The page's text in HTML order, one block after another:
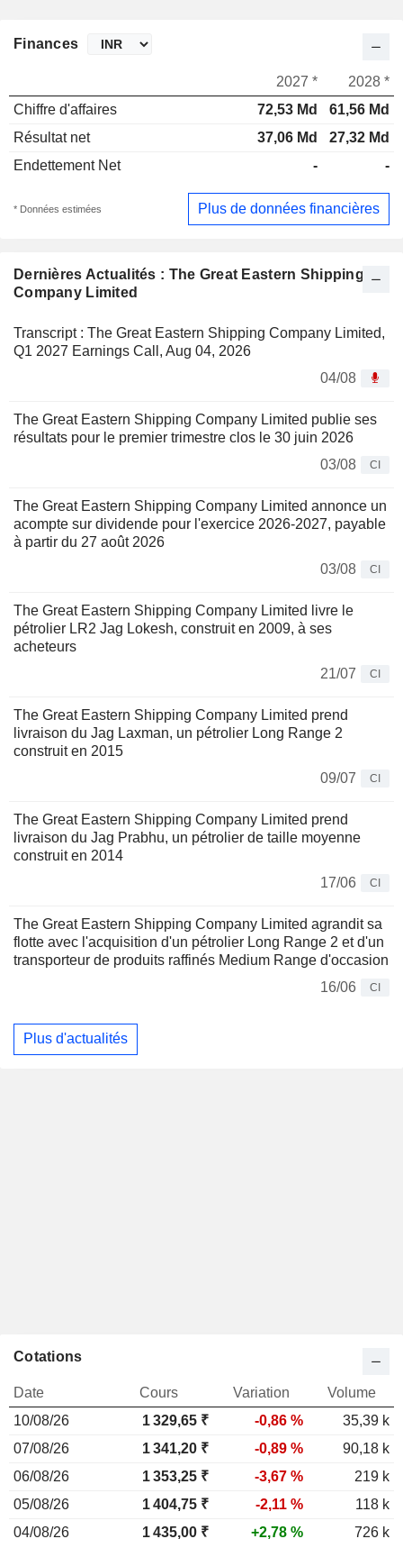
Dernières Actualités : The Great Eastern Shipping
Company Limited
Transcript : The Great Eastern Shipping Company Limited,
Q1 2027 Earnings Call, Aug 04, 2026
04/08
The Great Eastern Shipping Company Limited publie ses
résultats pour le premier trimestre clos le 30 juin 2026
03/08
CI
The Great Eastern Shipping Company Limited annonce un
acompte sur dividende pour l'exercice 2026-2027, payable
à partir du 27 août 2026
03/08
CI
The Great Eastern Shipping Company Limited livre le
pétrolier LR2 Jag Lokesh, construit en 2009, à ses
acheteurs
21/07
CI
The Great Eastern Shipping Company Limited prend
livraison du Jag Laxman, un pétrolier Long Range 2
construit en 2015
09/07
CI
The Great Eastern Shipping Company Limited prend
livraison du Jag Prabhu, un pétrolier de taille moyenne
construit en 2014
17/06
CI
The Great Eastern Shipping Company Limited agrandit sa
flotte avec l'acquisition d'un pétrolier Long Range 2 et d'un
transporteur de produits raffinés Medium Range d'occasion
16/06
CI
Plus d'actualités
Finances
2027 *
2028 *
Chiffre d'affaires
72,53 Md
61,56 Md
Résultat net
37,06 Md
27,32 Md
Endettement Net
- -
* Données estimées Plus de données financières
Cotations
Date Cours Variation
Volume
10/08/26
1 329,65 ₹ -0,86 %
35,39 k
07/08/26
1 341,20 ₹ -0,89 %
90,18 k
06/08/26
1 353,25 ₹ -3,67 %
219 k
05/08/26
1 404,75 ₹ -2,11 %
118 k
04/08/26
1 435,00 ₹ +2,78 % 726 k